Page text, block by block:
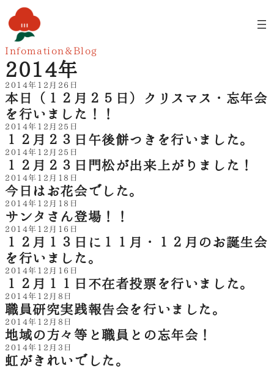
容
を
ス
キ
ッ
プ
Infomation&Blog
2014年
2014年12月26日
本日（１２月２５日）クリスマス・忘年会
を行いました！！
2014年12月25日
１２月２３日午後餅つきを行いました。
2014年12月25日
１２月２３日門松が出来上がりました！
2014年12月18日
今日はお花会でした。
2014年12月18日
サンタさん登場！！
2014年12月16日
１２月１３日に１１月・１２月のお誕生会
を行いました。
2014年12月16日
１２月１１日不在者投票を行いました。
2014年12月8日
職員研究実践報告会を行いました。
2014年12月8日
地域の方々等と職員との忘年会！
2014年12月3日
虹がきれいでした。